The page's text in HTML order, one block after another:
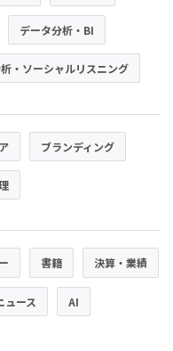
データ分析・BI
・ソーシャルリスニング
ブランディング
書籍 決算・業績
ュース AI